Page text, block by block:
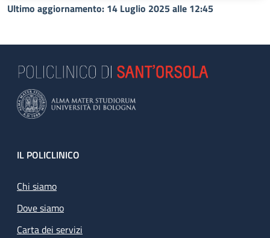
Ultimo aggiornamento: 14 Luglio 2025 alle 12:45
Footer
IL POLICLINICO
Chi siamo
Dove siamo
Carta dei servizi